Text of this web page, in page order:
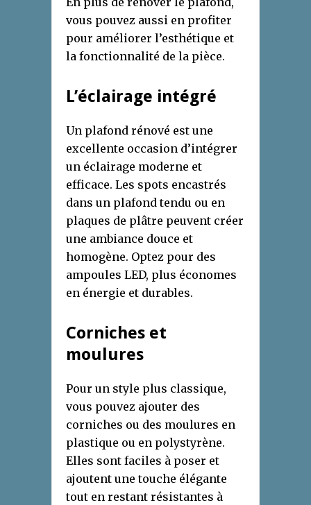
vous pouvez aussi en profiter
pour améliorer l’esthétique et
la fonctionnalité de la pièce.
L’éclairage intégré
Un plafond rénové est une
excellente occasion d’intégrer
un éclairage moderne et
efficace. Les spots encastrés
dans un plafond tendu ou en
plaques de plâtre peuvent créer
une ambiance douce et
homogène. Optez pour des
ampoules LED, plus économes
en énergie et durables.
Corniches et
moulures
Pour un style plus classique,
vous pouvez ajouter des
corniches ou des moulures en
plastique ou en polystyrène.
Elles sont faciles à poser et
ajoutent une touche élégante
tout en restant résistantes à